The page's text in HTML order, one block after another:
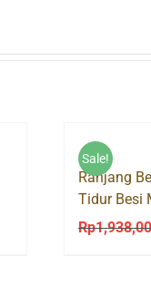
Sale!
Ranjang
Tidur Besi
Florence
Rp